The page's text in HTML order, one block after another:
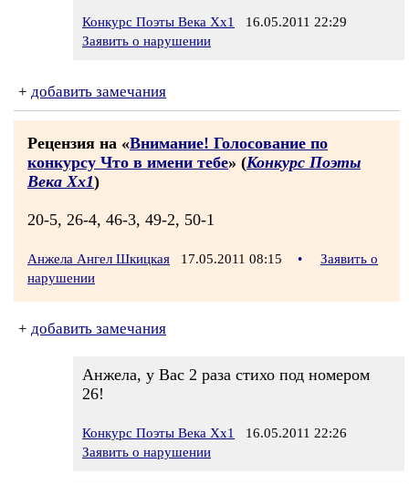
Конкурс Поэты Века Хх1
16.05.2011 22:29
Заявить о нарушении
+ добавить замечания
Рецензия на «Внимание! Голосование по
конкурсу Что в имени тебе» (Конкурс Поэты
Века Хх1)
20-5, 26-4, 46-3, 49-2, 50-1
Анжела Ангел Шкицкая 17.05.2011 08:15 •
Заявить о
нарушении
+ добавить замечания
Анжела, у Вас 2 раза стихо под номером
26!
Конкурс Поэты Века Хх1
16.05.2011 22:26
Заявить о нарушении